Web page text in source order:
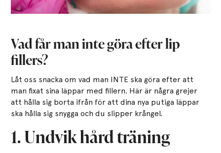
Vad får man inte göra efter lip
fillers?
Låt oss snacka om vad man INTE ska göra efter att
man fixat sina läppar med fillern. Här är några grejer
att hålla sig borta ifrån för att dina nya putiga läppar
ska hålla sig snygga och du slipper krångel.
1. Undvik hård träning